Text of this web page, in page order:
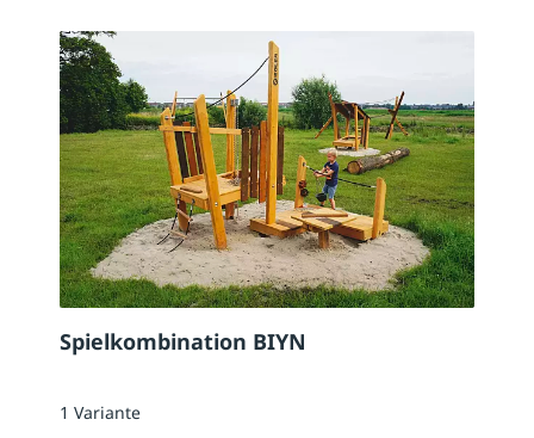
Spielkombination BIYN
1 Variante